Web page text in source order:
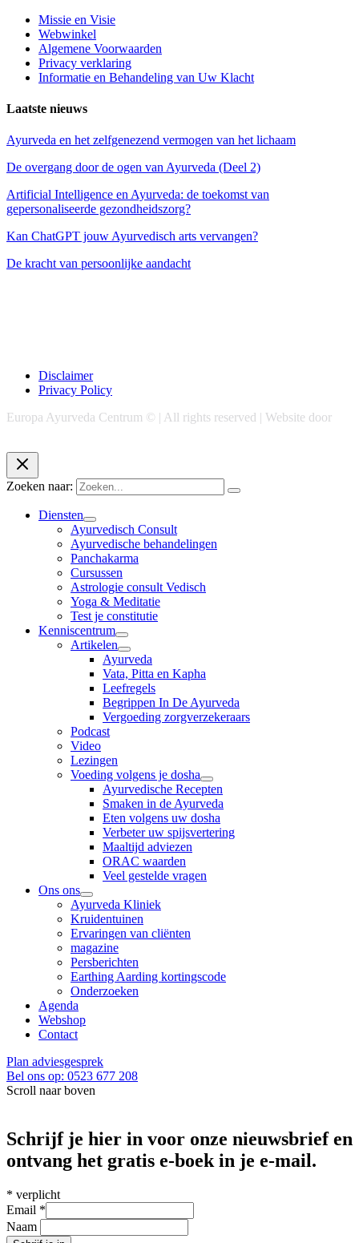
Missie en Visie
Webwinkel
Algemene Voorwaarden
Privacy verklaring
Informatie en Behandeling van Uw Klacht
Laatste nieuws
Ayurveda en het zelfgenezend vermogen van het lichaam
De overgang door de ogen van Ayurveda (Deel 2)
Artificial Intelligence en Ayurveda: de toekomst van
gepersonaliseerde gezondheidszorg?
Kan ChatGPT jouw Ayurvedisch arts vervangen?
De kracht van persoonlijke aandacht
Disclaimer
Privacy Policy
Europa Ayurveda Centrum © | All rights reserved | Website door
Zoeken naar:
Diensten
Ayurvedisch Consult
Ayurvedische behandelingen
Panchakarma
Cursussen
Astrologie consult Vedisch
Yoga & Meditatie
Test je constitutie
Kenniscentrum
Artikelen
Ayurveda
Vata, Pitta en Kapha
Leefregels
Begrippen In De Ayurveda
Vergoeding zorgverzekeraars
Podcast
Video
Lezingen
Voeding volgens je dosha
Ayurvedische Recepten
Smaken in de Ayurveda
Eten volgens uw dosha
Verbeter uw spijsvertering
Maaltijd adviezen
ORAC waarden
Veel gestelde vragen
Ons ons
Ayurveda Kliniek
Kruidentuinen
Ervaringen van cliënten
magazine
Persberichten
Earthing Aarding kortingscode
Onderzoeken
Agenda
Webshop
Contact
Plan adviesgesprek
Bel ons op: 0523 677 208
Scroll naar boven
Schrijf je hier in voor onze nieuwsbrief en
ontvang het gratis e-boek in je e-mail.
* verplicht
Email *
Naam